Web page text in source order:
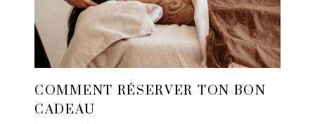
COMMENT RÉSERVER TON BON
CADEAU